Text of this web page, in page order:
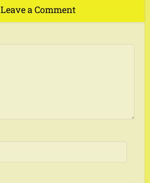
Leave a Comment